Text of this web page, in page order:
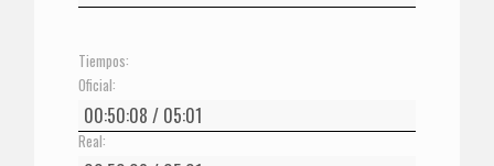
Tiempos:
Oficial:
Real: